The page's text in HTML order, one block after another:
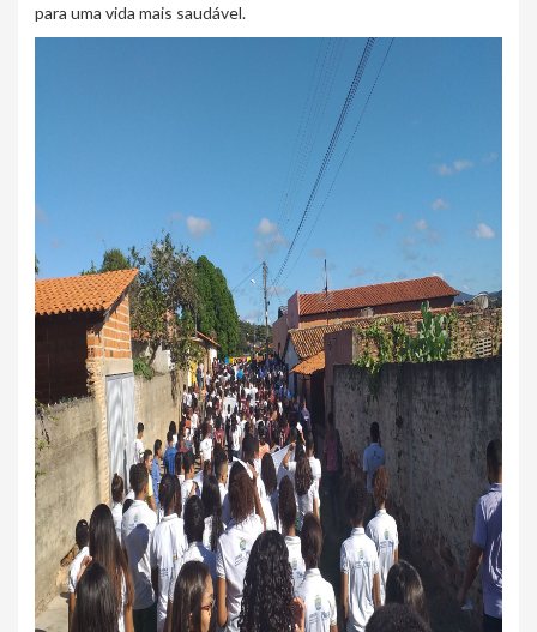
para uma vida mais saudável.